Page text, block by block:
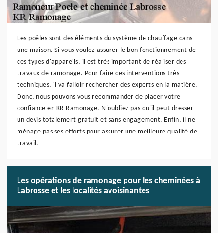
Les poêles sont des éléments du système de chauffage dans
une maison. Si vous voulez assurer le bon fonctionnement de
ces types d'appareils, il est très important de réaliser des
travaux de ramonage. Pour faire ces interventions très
techniques, il va falloir rechercher des experts en la matière.
Donc, nous pouvons vous recommander de placer votre
confiance en KR Ramonage. N'oubliez pas qu'il peut dresser
un devis totalement gratuit et sans engagement. Enfin, il ne
ménage pas ses efforts pour assurer une meilleure qualité de
travail.
Les opérations de ramonage pour les cheminées à
Labrosse et les localités avoisinantes